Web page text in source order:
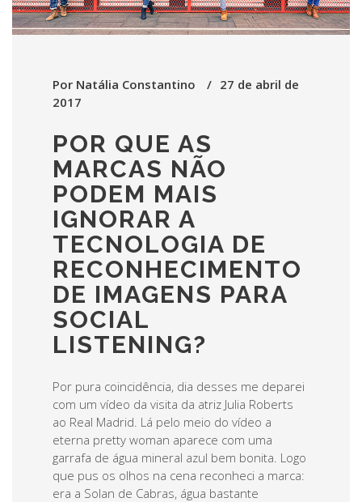
Por Natália Constantino
27 de abril de
2017
POR QUE AS
MARCAS NÃO
PODEM MAIS
IGNORAR A
TECNOLOGIA DE
RECONHECIMENTO
DE IMAGENS PARA
SOCIAL
LISTENING?
Por pura coincidência, dia desses me deparei
com um vídeo da visita da atriz Julia Roberts
ao Real Madrid. Lá pelo meio do vídeo a
eterna pretty woman aparece com uma
garrafa de água mineral azul bem bonita. Logo
que pus os olhos na cena reconheci a marca:
era a Solan de Cabras, água bastante